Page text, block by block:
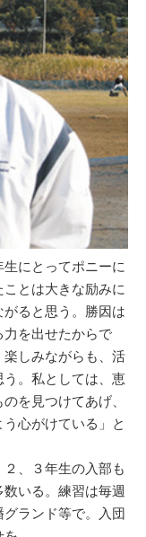
にとってポニーに
とは大きな励みに
ると思う。勝因は
を出せたからで
しみながらも、活
。私としては、恵
を見つけてあげ、
心がけている」と
、３年生の入部も
いる。練習は毎週
グランド等で。入団